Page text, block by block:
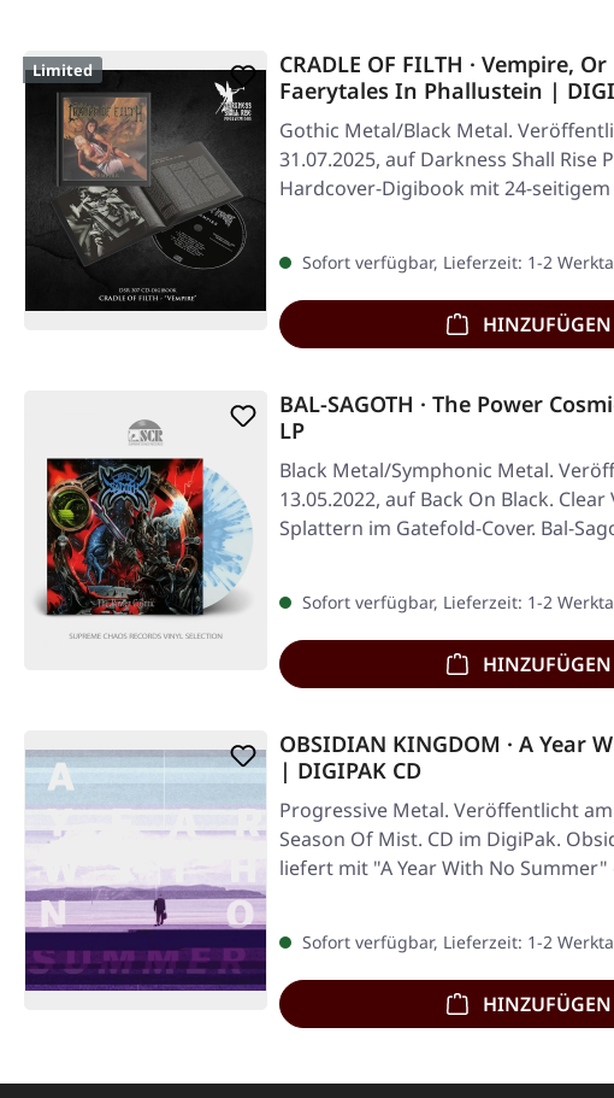
Limited
CRADLE OF FILTH · Vempire,
Faerytales In Phallustein |
Gothic Metal/Black Metal.
31.07.2025, auf Darkness Shall Rise
Hardcover-Digibook mit 24-
Sofort verfügbar, Lieferzeit: 1-2
HINZUFÜGEN
BAL-SAGOTH · The Power
LP
Black Metal/Symphonic Metal.
13.05.2022, auf Back On Black.
Splattern im Gatefold-Cover. Bal-
Sofort verfügbar, Lieferzeit: 1-2
HINZUFÜGEN
OBSIDIAN KINGDOM · A Year
| DIGIPAK CD
Progressive Metal. Veröffentlicht
Season Of Mist. CD im DigiPak.
liefert mit "A Year With No
Sofort verfügbar, Lieferzeit: 1-2
HINZUFÜGEN